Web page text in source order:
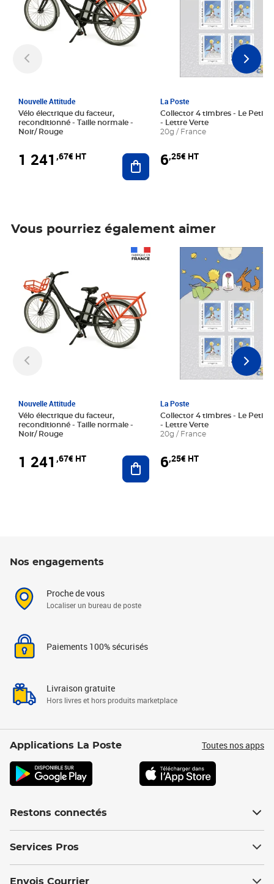
Nouvelle Attitude
Vélo électrique du facteur,
reconditionné - Taille normale -
Noir/ Rouge
1 241 ,67€ HT Ajouter au panier
La Poste
Collector 4 timbres - Le Petit
- Lettre Verte
20g / France
6,25€ HT
Vous pourriez également aimer
Nouvelle Attitude
Vélo électrique du facteur,
reconditionné - Taille normale -
Noir/ Rouge
1 241 ,67€ HT Ajouter au panier
La Poste
Collector 4 timbres - Le Petit
- Lettre Verte
20g / France
6,25€ HT
Prix 6,25€ HT
Nos engagements
Proche de vous
Localiser un bureau de poste
Paiements 100% sécurisés
Livraison gratuite
Hors livres et hors produits marketplace
Applications La Poste Toutes nos apps
Restons connectés
Services Pros
Envois Courrier